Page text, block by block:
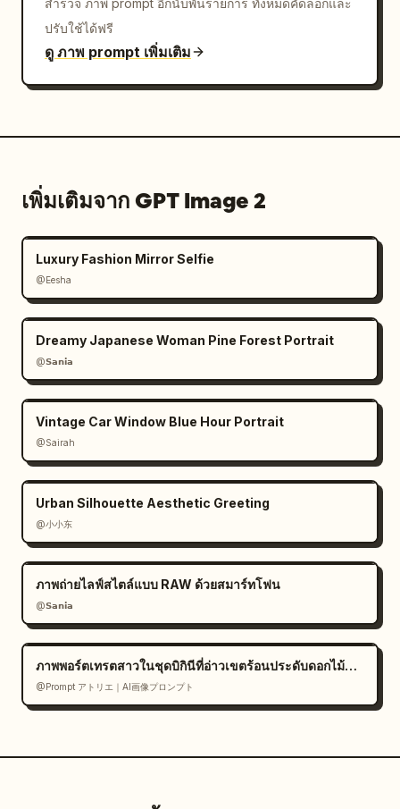
สำรวจ ภาพ prompt อีกนับพันรายการ ทั้งหมดคัดลอกและ
ปรับใช้ได้ฟรี
ดู ภาพ prompt เพิ่มเติม
เพิ่มเติมจาก GPT Image 2
Luxury Fashion Mirror Selfie
@Eesha
Dreamy Japanese Woman Pine Forest Portrait
@𝗦𝗮𝗻𝗶𝗮
Vintage Car Window Blue Hour Portrait
@Sairah
Urban Silhouette Aesthetic Greeting
@小小东
ภาพถ่ายไลฟ์สไตล์แบบ RAW ด้วยสมาร์ทโฟน
@𝗦𝗮𝗻𝗶𝗮
ภาพพอร์ตเทรตสาวในชุดบิกินีที่อ่าวเขตร้อนประดับดอกไม้สีขาว
@Prompt アトリエ｜AI画像プロンプト